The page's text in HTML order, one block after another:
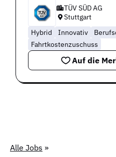
TÜV SÜD AG
Stuttgart
Hybrid
Innovativ
Fahrtkostenzuschuss
Auf die
Alle Jobs »